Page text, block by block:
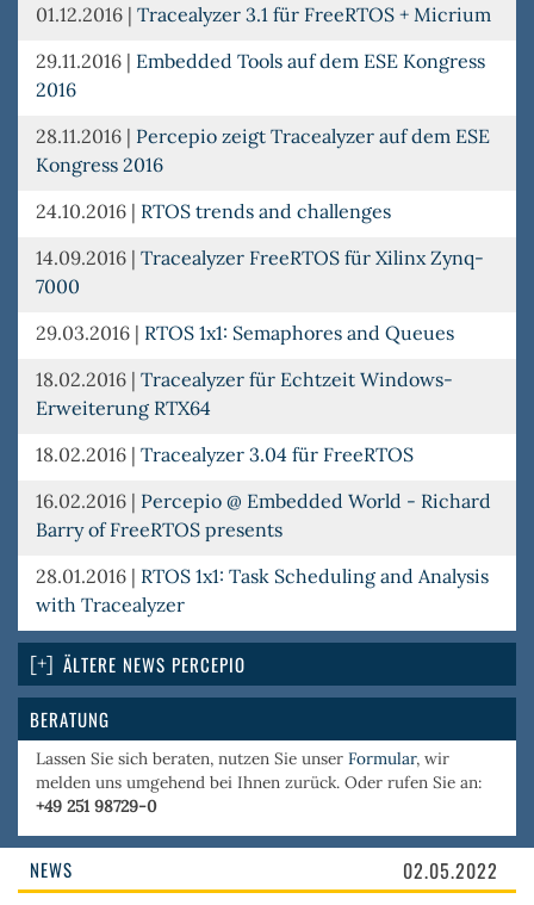
01.12.2016 | Tracealyzer 3.1 für FreeRTOS + Micrium
29.11.2016 | Embedded Tools auf dem ESE Kongress
2016
28.11.2016 | Percepio zeigt Tracealyzer auf dem ESE
Kongress 2016
24.10.2016 | RTOS trends and challenges
14.09.2016 | Tracealyzer FreeRTOS für Xilinx Zynq-
7000
29.03.2016 | RTOS 1x1: Semaphores and Queues
18.02.2016 | Tracealyzer für Echtzeit Windows-
Erweiterung RTX64
18.02.2016 | Tracealyzer 3.04 für FreeRTOS
16.02.2016 | Percepio @ Embedded World - Richard
Barry of FreeRTOS presents
28.01.2016 | RTOS 1x1: Task Scheduling and Analysis
with Tracealyzer
ÄLTERE NEWS PERCEPIO
BERATUNG
Lassen Sie sich beraten, nutzen Sie unser Formular, wir
melden uns umgehend bei Ihnen zurück. Oder rufen Sie an:
+49 251 98729-0
NEWS 02.05.2022